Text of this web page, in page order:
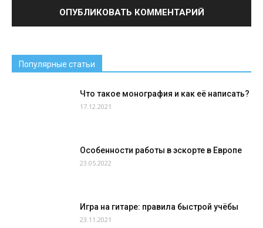
Популярные статьи
Что такое монография и как её написать?
17.12.2021
Особенности работы в эскорте в Европе
23.05.2022
Игра на гитаре: правила быстрой учёбы
23.11.2021